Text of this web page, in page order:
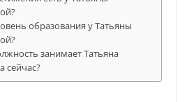
образования у Татьяны
занимает Татьяна
сейчас?